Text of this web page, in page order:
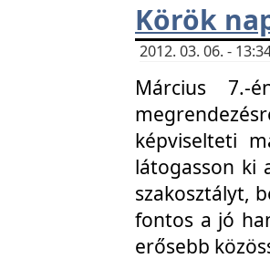
Körök
2012. 03. 06. -
Március 7.-
képviselteti
látogasson ki
szakosztályt,
fontos a jó
erősebb